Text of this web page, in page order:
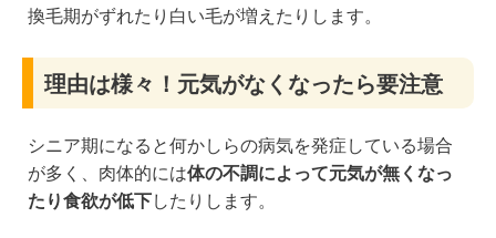
換毛期がずれたり白い毛が増えたりします。
理由は様々！元気がなくなったら要注意
シニア期になると何かしらの病気を発症している場合
が多く、肉体的には体の不調によって元気が無くなっ
たり食欲が低下したりします。